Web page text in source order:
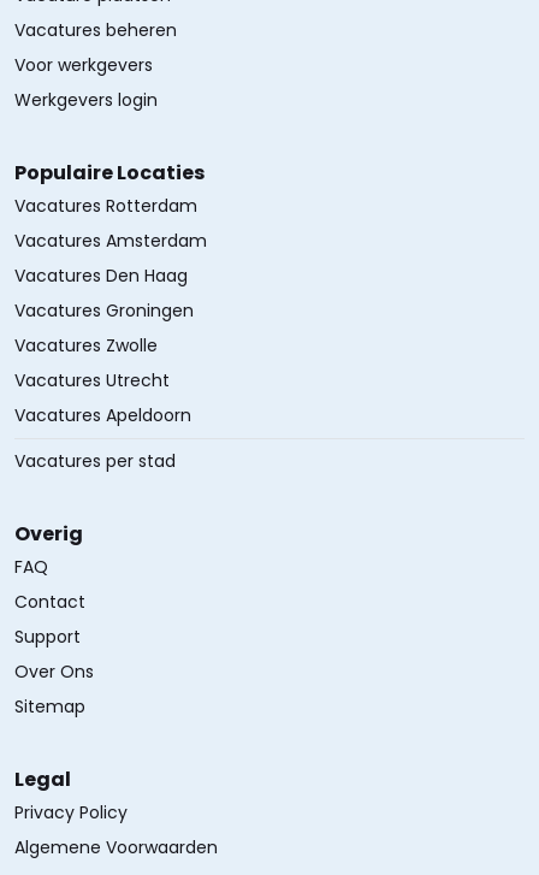
Vacatures beheren
Voor werkgevers
Werkgevers login
Populaire Locaties
Vacatures Rotterdam
Vacatures Amsterdam
Vacatures Den Haag
Vacatures Groningen
Vacatures Zwolle
Vacatures Utrecht
Vacatures Apeldoorn
Vacatures per stad
Overig
FAQ
Contact
Support
Over Ons
Sitemap
Legal
Privacy Policy
Algemene Voorwaarden